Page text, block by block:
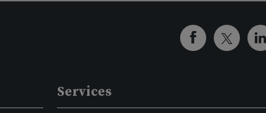
Services